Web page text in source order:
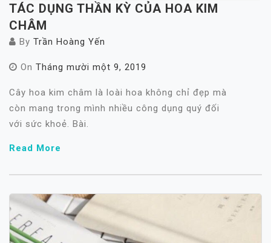
TÁC DỤNG THẦN KỲ CỦA HOA KIM
CHÂM
By Trần Hoàng Yến
On Tháng mười một 9, 2019
Cây hoa kim châm là loài hoa không chỉ đẹp mà
còn mang trong mình nhiều công dụng quý đối
với sức khoẻ. Bài.
Read More